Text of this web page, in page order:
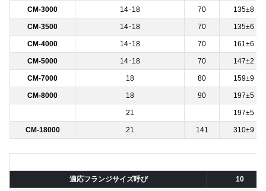
CM-3000 14･18 70 135±8
CM-3500 14･18 70 135±6
CM-4000 14･18 70 161±6
CM-5000 14･18 70 147±2
CM-7000 18 80 159±9
CM-8000 18 90 197±5
21 197±5
CM-18000 21 141 310±9
適応フランジサイズ呼び 10